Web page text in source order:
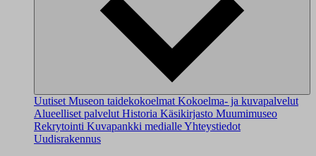
Uutiset Museon taidekokoelmat Kokoelma- ja kuvapalvelut
Alueelliset palvelut Historia Käsikirjasto Muumimuseo
Rekrytointi Kuvapankki medialleYhteystiedot
Uudisrakennus